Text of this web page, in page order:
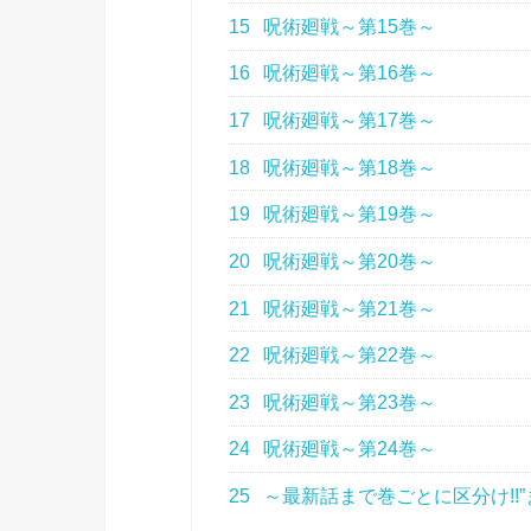
15 呪術廻戦～第15巻～
16 呪術廻戦～第16巻～
17 呪術廻戦～第17巻～
18 呪術廻戦～第18巻～
19 呪術廻戦～第19巻～
20 呪術廻戦～第20巻～
21 呪術廻戦～第21巻～
22 呪術廻戦～第22巻～
23 呪術廻戦～第23巻～
24 呪術廻戦～第24巻～
25 ～最新話まで巻ごとに区分け